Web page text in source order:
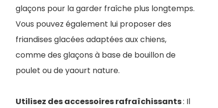
glaçons pour la garder fraîche plus longtemps.
Vous pouvez également lui proposer des
friandises glacées adaptées aux chiens,
comme des glaçons à base de bouillon de
poulet ou de yaourt nature.
Utilisez des accessoires rafraîchissants: Il